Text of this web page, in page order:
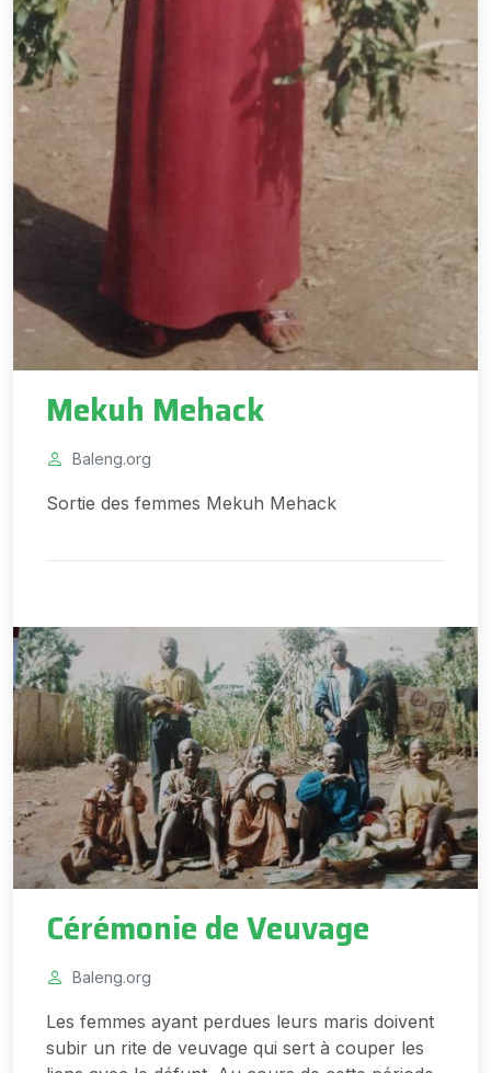
Mekuh Mehack
Baleng.org
Sortie des femmes Mekuh Mehack
Cérémonie de Veuvage
Baleng.org
Les femmes ayant perdues leurs maris doivent
subir un rite de veuvage qui sert à couper les